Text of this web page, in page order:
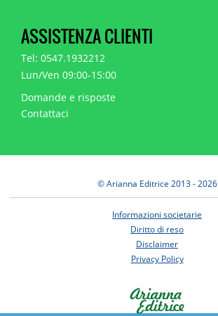
ASSISTENZA CLIENTI
Tel: 0547.1932212
Lun/Ven 09:00-15:00
Domande e risposte
Contattaci
© Arianna Editrice 2013 - 2026
Informazioni societarie
Diritto di reso
Disclaimer
Privacy Policy